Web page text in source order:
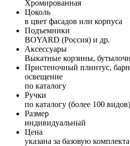
Хромированная
Цоколь
в цвет фасадов или корпуса
Подъемники
BOYARD (Россия) и др.
Аксессуары
Выкатные корзины,
Пристеночный плинтус,
освещение
по каталогу
Ручки
по каталогу (более 100 видов)
Размер
индивидуальный
Цена
указана за базовую